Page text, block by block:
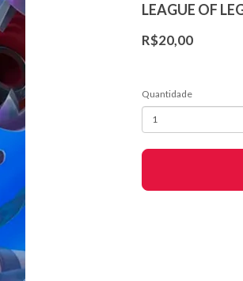
LEAGUE OF
R$20,00
Quantidade